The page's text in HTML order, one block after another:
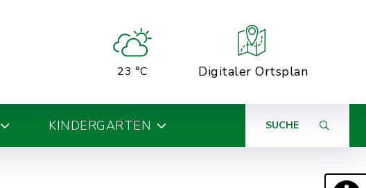
23 °C Digitaler Ortsplan
KINDERGARTEN SUCHE